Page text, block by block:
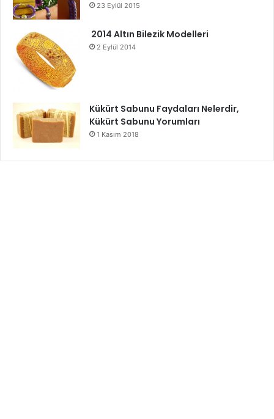
23 Eylül 2015
2014 Altın Bilezik Modelleri
2 Eylül 2014
Kükürt Sabunu Faydaları Nelerdir,
Kükürt Sabunu Yorumları
1 Kasım 2018